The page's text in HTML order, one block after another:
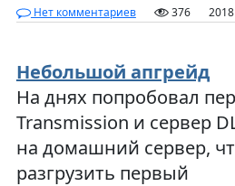
Нет комментариев 376 2018
Небольшой апгрейд
На днях попробовал
Transmission и сервер
на домашний сервер,
разгрузить первый